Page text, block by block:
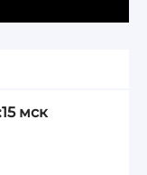
26
мск